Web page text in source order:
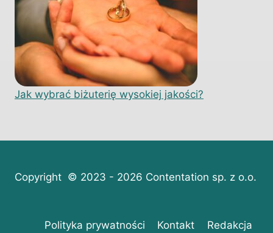
Jak wybrać biżuterię wysokiej jakości?
Copyright © 2023 - 2026 Contentation sp. z o.o.
Polityka prywatności Kontakt Redakcja